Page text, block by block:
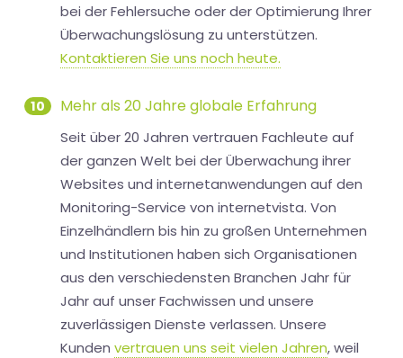
bei der Fehlersuche oder der Optimierung Ihrer
Überwachungslösung zu unterstützen.
Kontaktieren Sie uns noch heute.
10 Mehr als 20 Jahre globale Erfahrung
Seit über 20 Jahren vertrauen Fachleute auf
der ganzen Welt bei der Überwachung ihrer
Websites und internetanwendungen auf den
Monitoring-Service von internetvista. Von
Einzelhändlern bis hin zu großen Unternehmen
und Institutionen haben sich Organisationen
aus den verschiedensten Branchen Jahr für
Jahr auf unser Fachwissen und unsere
zuverlässigen Dienste verlassen. Unsere
Kunden vertrauen uns seit vielen Jahren, weil